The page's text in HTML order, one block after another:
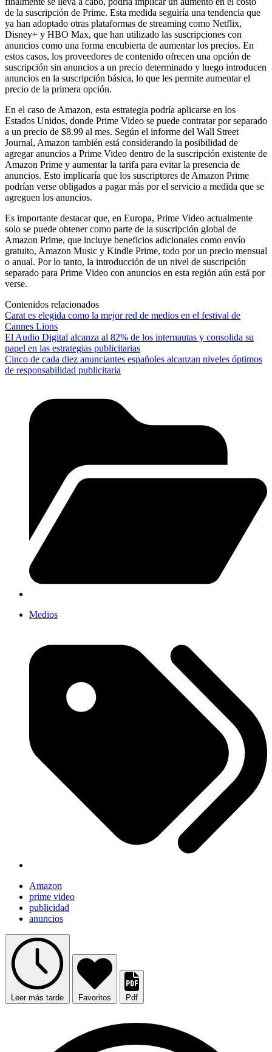
de la suscripción de Prime. Esta medida seguiría una tendencia que
ya han adoptado otras plataformas de streaming como Netflix,
Disney+ y HBO Max, que han utilizado las suscripciones con
anuncios como una forma encubierta de aumentar los precios. En
estos casos, los proveedores de contenido ofrecen una opción de
suscripción sin anuncios a un precio determinado y luego introducen
anuncios en la suscripción básica, lo que les permite aumentar el
precio de la primera opción.
En el caso de Amazon, esta estrategia podría aplicarse en los
Estados Unidos, donde Prime Video se puede contratar por separado
a un precio de $8.99 al mes. Según el informe del Wall Street
Journal, Amazon también está considerando la posibilidad de
agregar anuncios a Prime Video dentro de la suscripción existente de
Amazon Prime y aumentar la tarifa para evitar la presencia de
anuncios. Esto implicaría que los suscriptores de Amazon Prime
podrían verse obligados a pagar más por el servicio a medida que se
agreguen los anuncios.
Es importante destacar que, en Europa, Prime Video actualmente
solo se puede obtener como parte de la suscripción global de
Amazon Prime, que incluye beneficios adicionales como envío
gratuito, Amazon Music y Kindle Prime, todo por un precio mensual
o anual. Por lo tanto, la introducción de un nivel de suscripción
separado para Prime Video con anuncios en esta región aún está por
verse.
Contenidos relacionados
Carat es elegida como la mejor red de medios en el festival de
Cannes Lions
El Audio Digital alcanza al 82% de los internautas y consolida su
papel en las estrategias publicitarias
Cinco de cada diez anunciantes españoles alcanzan niveles óptimos
de responsabilidad publicitaria
Medios
Amazon
prime video
publicidad
anuncios
Leer más tarde Favoritos Pdf